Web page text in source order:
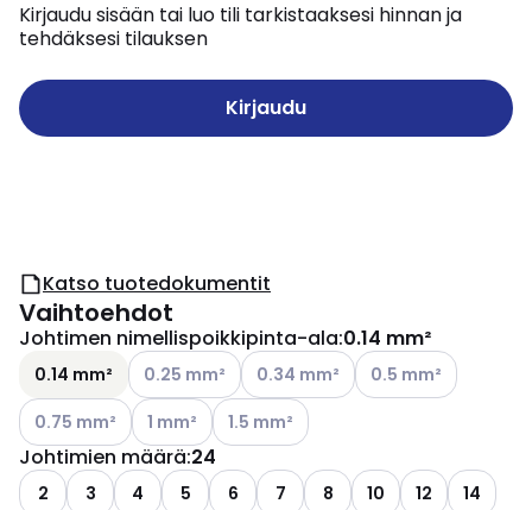
Kirjaudu sisään tai luo tili tarkistaaksesi hinnan ja
tehdäksesi tilauksen
Kirjaudu
Katso tuotedokumentit
Vaihtoehdot
Johtimen nimellispoikkipinta-ala:0.14 mm²
0.14 mm² Katso käytettävissä olevat vaihtoehdot
0.25 mm² Katso käytettävissä olevat
0.34 mm² Katso käytettävissä
0.5 mm²
Katso käytettävissä olevat vaihtoehdot
0.75 mm² Katso käytettävissä olevat vaihtoehdot
1 mm² Katso käytettävissä olevat
1.5 mm²
Johtimien määrä:24
2 3 4 5 6 7 8 10 12
14